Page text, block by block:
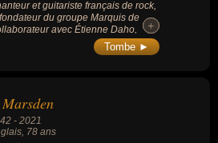
et guitariste français de rock,
du groupe Marquis de
avec Étienne Daho,
et séparatiste breton.
+
+
Tombe ►
- 2021
, 78 ans